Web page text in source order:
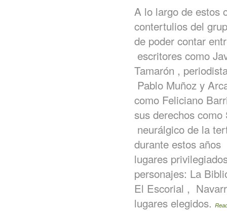
A lo largo de estos
contertulios del
de poder contar
escritores como
Tamarón ,
Pablo Muñoz y
como Feliciano
sus derechos
neurálgico de la
durante estos
lugares
personajes: La
El Escorial ,
lugares elegidos.